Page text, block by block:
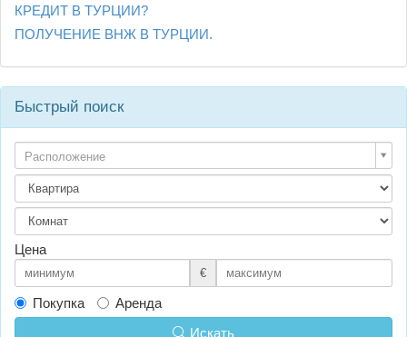
КРЕДИТ В ТУРЦИИ?
ПОЛУЧЕНИЕ ВНЖ В ТУРЦИИ.
Быстрый поиск
Расположение
Цена
€
Покупка
Аренда
Искать